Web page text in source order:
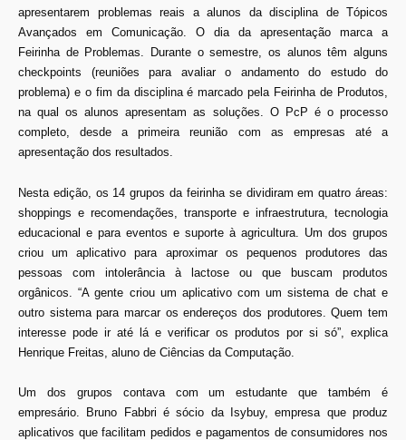
apresentarem problemas reais a alunos da disciplina de Tópicos
Avançados em Comunicação. O dia da apresentação marca a
Feirinha de Problemas. Durante o semestre, os alunos têm alguns
checkpoints (reuniões para avaliar o andamento do estudo do
problema) e o fim da disciplina é marcado pela Feirinha de Produtos,
na qual os alunos apresentam as soluções. O PcP é o processo
completo, desde a primeira reunião com as empresas até a
apresentação dos resultados.
Nesta edição, os 14 grupos da feirinha se dividiram em quatro áreas:
shoppings e recomendações, transporte e infraestrutura, tecnologia
educacional e para eventos e suporte à agricultura. Um dos grupos
criou um aplicativo para aproximar os pequenos produtores das
pessoas com intolerância à lactose ou que buscam produtos
orgânicos. “A gente criou um aplicativo com um sistema de chat e
outro sistema para marcar os endereços dos produtores. Quem tem
interesse pode ir até lá e verificar os produtos por si só”, explica
Henrique Freitas, aluno de Ciências da Computação.
Um dos grupos contava com um estudante que também é
empresário. Bruno Fabbri é sócio da Isybuy, empresa que produz
aplicativos que facilitam pedidos e pagamentos de consumidores nos